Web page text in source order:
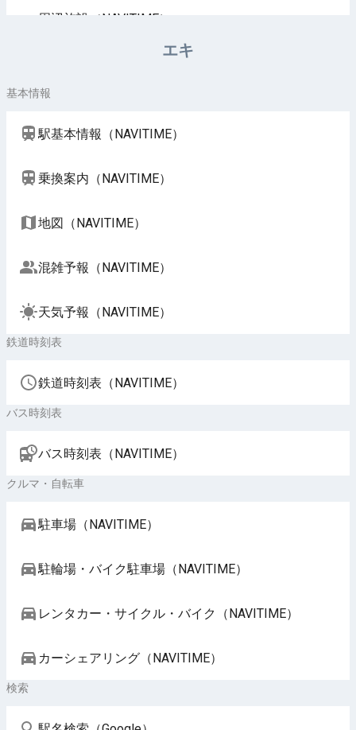
周辺施設（NAVITIME）
エキ
基本情報
駅基本情報（NAVITIME）
乗換案内（NAVITIME）
地図（NAVITIME）
混雑予報（NAVITIME）
天気予報（NAVITIME）
鉄道時刻表
鉄道時刻表（NAVITIME）
バス時刻表
バス時刻表（NAVITIME）
クルマ・自転車
駐車場（NAVITIME）
駐輪場・バイク駐車場（NAVITIME）
レンタカー・サイクル・バイク（NAVITIME）
カーシェアリング（NAVITIME）
検索